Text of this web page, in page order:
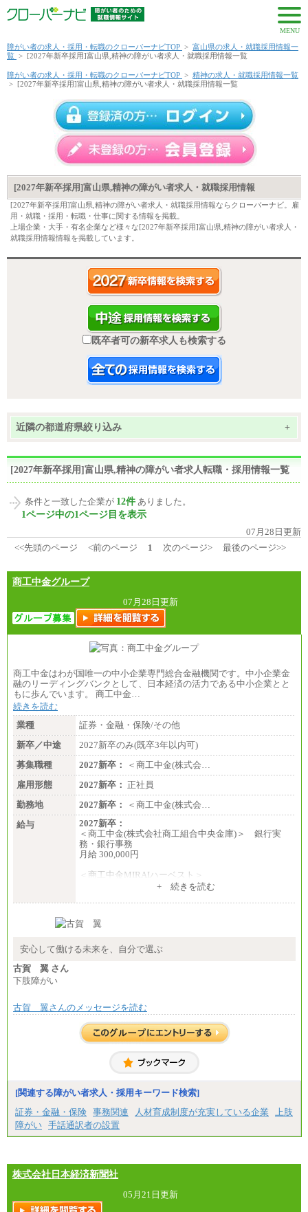
MENU
障がい者の求人・採用・転職のクローバーナビTOP > 富山県の求人・就職採用情報一
覧 > [2027年新卒採用]富山県,精神の障がい者求人・就職採用情報一覧
障がい者の求人・採用・転職のクローバーナビTOP > 精神の求人・就職採用情報一覧
> [2027年新卒採用]富山県,精神の障がい者求人・就職採用情報一覧
[2027年新卒採用]富山県,精神の障がい者求人・就職採用情報
[2027年新卒採用]富山県,精神の障がい者求人・就職採用情報ならクローバーナビ。雇
用・就職・採用・転職・仕事に関する情報を掲載。
上場企業・大手・有名企業など様々な[2027年新卒採用]富山県,精神の障がい者求人・
就職採用情報情報を掲載しています。
既卒者可の新卒求人も検索する
近隣の都道府県絞り込み +
[2027年新卒採用]富山県,精神の障がい者求人転職・採用情報一覧
条件と一致した企業が 12件 ありました。
1ページ中の1ページ目を表示
07月28日更新
<<先頭のページ
<前のページ 1 次のページ> 最後のページ>>
商工中金グループ
07月28日更新
商工中金はわが国唯一の中小企業専門総合金融機関です。中小企業金
融のリーディングバンクとして、日本経済の活力である中小企業とと
もに歩んでいます。 商工中金…
続きを読む
業種
証券・金融・保険/その他
新卒／中途
2027新卒のみ(既卒3年以内可)
募集職種
2027新卒：
＜商工中金(株式会…
雇用形態
2027新卒： 正社員
勤務地
2027新卒：
＜商工中金(株式会…
給与
2027新卒：
＜商工中金(株式会社商工組合中央金庫)＞ 銀行実
務・銀行事務
月給 300,000円
＜商工中金MIRAIハーベスト＞
+ 続きを読む
安心して働ける未来を、自分で選ぶ
古賀 翼 さん
下肢障がい
古賀 翼さんのメッセージを読む
[関連する障がい者求人・採用キーワード検索]
証券・金融・保険 事務関連 人材育成制度が充実している企業
上肢
障がい 手話通訳者の設置
株式会社日本経済新聞社
05月21日更新